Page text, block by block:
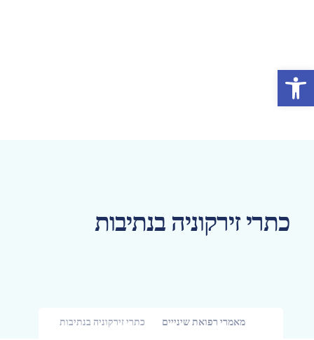
כתרי זירקוניה בנתיבות
מאמרי רפואת שינייים כתרי זירקוניה בנתיבות
פתח סרגל נגישות